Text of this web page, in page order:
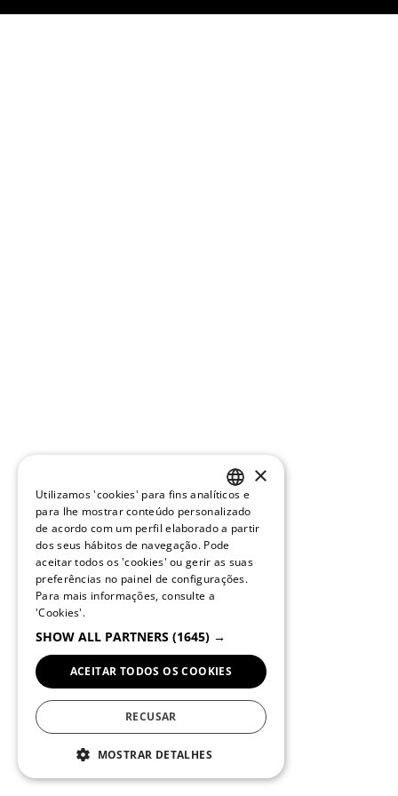
PORTUGUESE
ENGLISH
×
Utilizamos 'cookies' para fins analíticos e
para lhe mostrar conteúdo personalizado
de acordo com um perfil elaborado a partir
dos seus hábitos de navegação. Pode
aceitar todos os 'cookies' ou gerir as suas
preferências no painel de configurações.
Para mais informações, consulte a
'Cookies'.
SHOW ALL PARTNERS (1645) →
ACEITAR TODOS OS COOKIES
RECUSAR
MOSTRAR DETALHES